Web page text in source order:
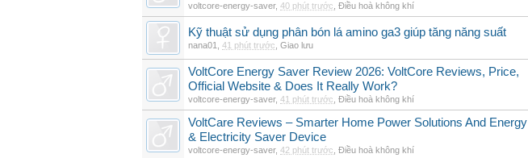
voltcore-energy-saver, 40 phút trước Điều hoà không khí
Kỹ thuật sử dụng phân bón lá amino ga3 giúp tăng năng suất
nana01 41 phút trước Giao lưu
VoltCore Energy Saver Review 2026: VoltCore Reviews, Price,
Official Website & Does It Really Work?
voltcore-energy-saver, 41 phút trước Điều hoà không khí
VoltCare Reviews – Smarter Home Power Solutions And Energy
& Electricity Saver Device
voltcore-energy-saver, 42 phút trước Điều hoà không khí